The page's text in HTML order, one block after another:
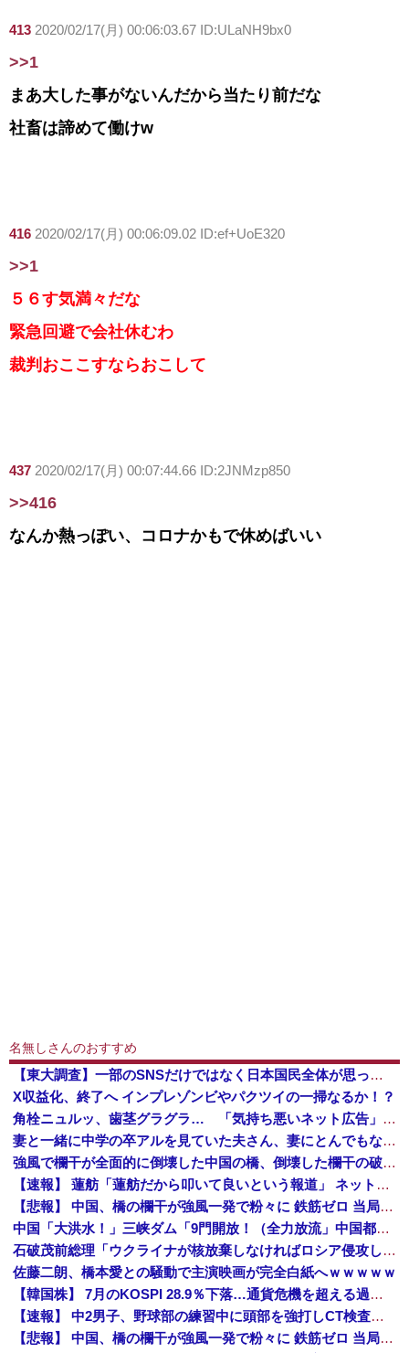
413 2020/02/17(月) 00:06:03.67 ID:ULaNH9bx0
>>1
まあ大した事がないんだから当たり前だな
社畜は諦めて働けw
416 2020/02/17(月) 00:06:09.02 ID:ef+UoE320
>>1
５６す気満々だな
緊急回避で会社休むわ
裁判おここすならおこして
437 2020/02/17(月) 00:07:44.66 ID:2JNMzp850
>>416
なんか熱っぽい、コロナかもで休めばいい
名無しさんのおすすめ
【東大調査】一部のSNSだけではなく日本国民全体が思っていた「外国人受け入れ反対」大幅増20.7%↑56.3%
X収益化、終了へ インプレゾンビやパクツイの一掃なるか！？
角栓ニュルッ、歯茎グラグラ… 「気持ち悪いネット広告」への苦情が急増 [8/8]
妻と一緒に中学の卒アルを見ていた夫さん、妻にとんでもない秘密をバレて震える・・・
強風で欄干が全面的に倒壊した中国の橋、倒壊した欄干の破片を調べると凄まじい事実が発覚して……
【速報】 蓮舫「蓮舫だから叩いて良いという報道」 ネット「高市だから叩いて良いをやってるのがお前だろ」
【悲報】 中国、橋の欄干が強風一発で粉々に 鉄筋ゼロ 当局「接着剤でくっつけただけ」「正常で、品質問題はない」
中国「大洪水！」三峡ダム「9門開放！（全力放流」中国都市「三峡沿線の道路水没」中国政府「高速道路封鎖！」中国ダム「緊急放流に合わせて開門（土砂崩れ発生」→
石破茂前総理「ウクライナが核放棄しなければロシア侵攻しなかった」！
佐藤二朗、橋本愛との騒動で主演映画が完全白紙へｗｗｗｗｗ
【韓国株】 7月のKOSPI 28.9％下落…通貨危機を超える過去最大の下げ幅
【速報】 中2男子、野球部の練習中に頭部を強打しCT検査→70代医師「問題ないです」→中学生死亡「他人のCT画像みてました」
【悲報】 中国、橋の欄干が強風一発で粉々に 鉄筋ゼロ 当局「接着剤でくっつけただけ」「正常で、品質問題はない」